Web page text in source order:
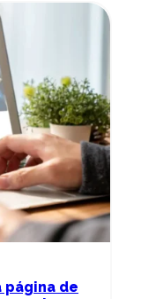
página de